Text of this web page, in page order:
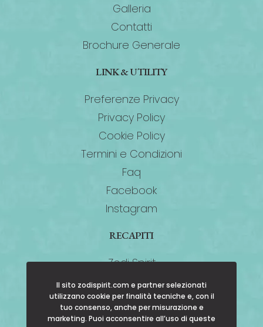
Galleria
Contatti
Brochure Generale
LINK & UTILITY
Preferenze Privacy
Privacy Policy
Cookie Policy
Termini e Condizioni
Faq
Facebook
Instagram
RECAPITI
Zodi Spirit
Via della Cariolada 4
Commezzadura (TN)
Tel:(+39) 0463-636149
Il sito zodispirit.com e partner selezionati
utilizzano cookie per finalità tecniche e, con il
tuo consenso, anche per misurazione e
marketing. Puoi acconsentire all’uso di queste